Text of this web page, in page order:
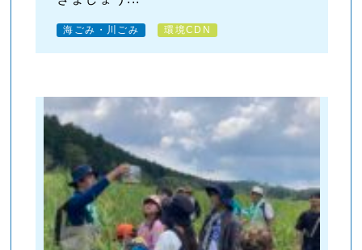
海ごみ・川ごみ 環境CDN